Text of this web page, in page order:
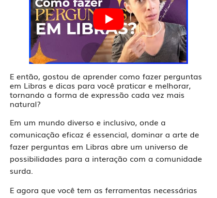
E então, gostou de aprender como fazer perguntas
em Libras e dicas para você praticar e melhorar,
tornando a forma de expressão cada vez mais
natural?
Em um mundo diverso e inclusivo, onde a
comunicação eficaz é essencial, dominar a arte de
fazer perguntas em Libras abre um universo de
possibilidades para a interação com a comunidade
surda.
E agora que você tem as ferramentas necessárias